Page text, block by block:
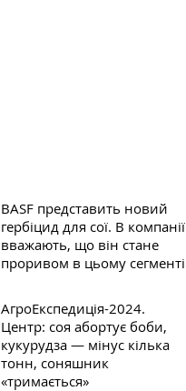
BASF представить новий
гербіцид для сої. В компанії
вважають, що він стане
проривом в цьому сегменті
АгроЕкспедиція-2024.
Центр: соя абортує боби,
кукурудза — мінус кілька
тонн, соняшник
«тримається»